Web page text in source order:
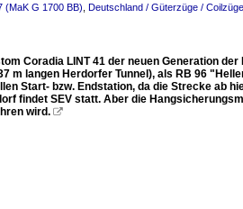
(MaK G 1700 BB) Deutschland / Güterzüge / Coilzüge
Coradia LINT 41 der neuen Generation
m langen Herdorfer Tunnel), als RB 96
Start- bzw. Endstation, da die Strecke ab
findet SEV statt. Aber die
wird. 